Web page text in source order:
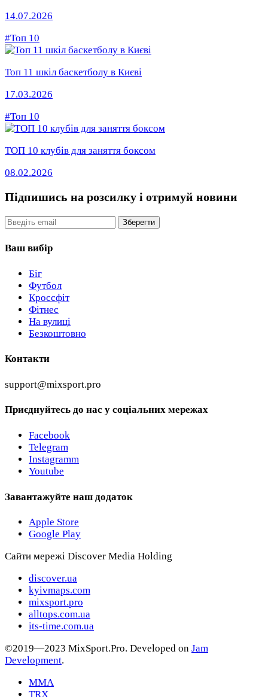
14.07.2026
#Топ 10
Топ 11 шкіл баскетболу в Києві
17.03.2026
#Топ 10
ТОП 10 клубів для заняття боксом
08.02.2026
Підпишись на розсилку і отримуй новини
Email Зберегти
Ваш вибір
Біг
Футбол
Кроссфіт
Фітнес
На вулиці
Безкоштовно
Контакти
support@mixsport.pro
Приєднуйтесь до нас у соціальних мережах
Facebook
Telegram
Instagramm
Youtube
Завантажуйте наш додаток
Apple Store
Google Play
Сайти мережі Discover Media Holding
discover.ua
kyivmaps.com
mixsport.pro
alltops.com.ua
its-time.com.ua
©2019—2023 MixSport.Pro. Developed on Jam
Development.
MMA
TRX